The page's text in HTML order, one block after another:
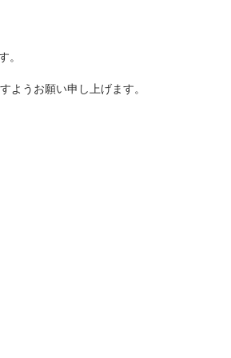
。
ようお願い申し上げます。